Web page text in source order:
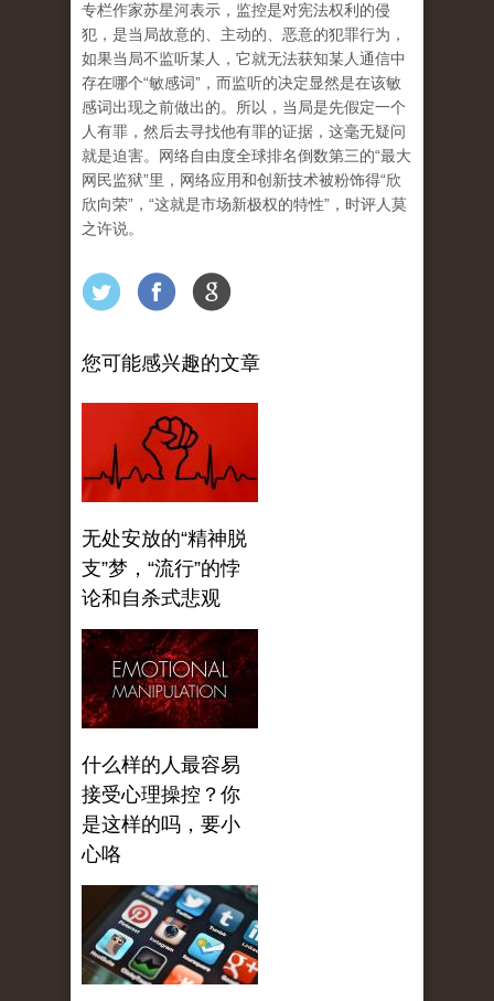
专栏作家苏星河表示，监控是对宪法权利的侵
犯，是当局故意的、主动的、恶意的犯罪行为，
如果当局不监听某人，它就无法获知某人通信中
存在哪个“敏感词”，而监听的决定显然是在该敏
感词出现之前做出的。所以，当局是先假定一个
人有罪，然后去寻找他有罪的证据，这毫无疑问
就是迫害。网络自由度全球排名倒数第三的“最大
网民监狱”里，网络应用和创新技术被粉饰得“欣
欣向荣”，“这就是市场新极权的特性”，时评人莫
之许说。
您可能感兴趣的文章
无处安放的“精神脱
支”梦，“流行”的悖
论和自杀式悲观
什么样的人最容易
接受心理操控？你
是这样的吗，要小
心咯